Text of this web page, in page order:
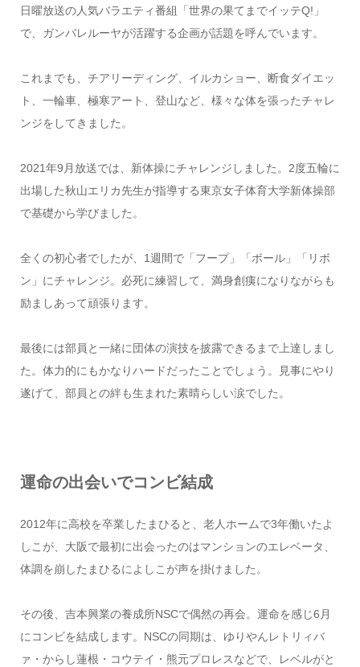
日曜放送の人気バラエティ番組「世界の果てまでイッテQ!」
で、ガンバレルーヤが活躍する企画が話題を呼んでいます。
これまでも、チアリーディング、イルカショー、断食ダイエッ
ト、一輪車、極寒アート、登山など、様々な体を張ったチャレ
ンジをしてきました。
2021年9月放送では、新体操にチャレンジしました。2度五輪に
出場した秋山エリカ先生が指導する東京女子体育大学新体操部
で基礎から学びました。
全くの初心者でしたが、1週間で「フープ」「ボール」「リボ
ン」にチャレンジ。必死に練習して、満身創痍になりながらも
励ましあって頑張ります。
最後には部員と一緒に団体の演技を披露できるまで上達しまし
た。体力的にもかなりハードだったことでしょう。見事にやり
遂げて、部員との絆も生まれた素晴らしい涙でした。
運命の出会いでコンビ結成
2012年に高校を卒業したまひると、老人ホームで3年働いたよ
しこが、大阪で最初に出会ったのはマンションのエレベータ、
体調を崩したまひるによしこが声を掛けました。
その後、吉本興業の養成所NSCで偶然の再会。運命を感じ6月
にコンビを結成します。NSCの同期は、ゆりやんレトリィバ
ァ・からし蓮根・コウテイ・熊元プロレスなどで、レベルがと